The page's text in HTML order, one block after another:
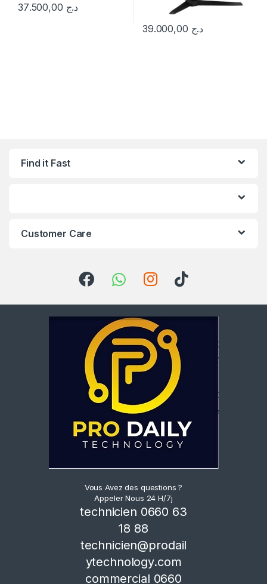
د.ج
د.ج
Find it Fast
Customer Care
Vous Avez des questions ?
Appeler Nous 24 H/7j
technicien 0660 63
18 88
technicien@prodail
ytechnology.com
commercial 0660